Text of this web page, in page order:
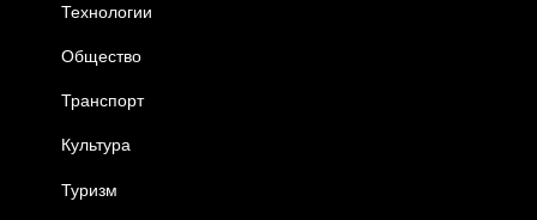
Технологии
Общество
Транспорт
Культура
Туризм